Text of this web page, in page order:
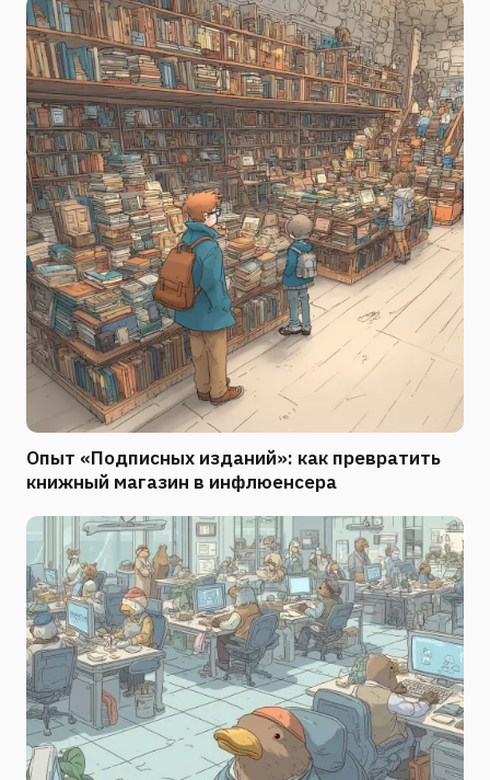
Опыт «Подписных изданий»: как превратить
книжный магазин в инфлюенсера